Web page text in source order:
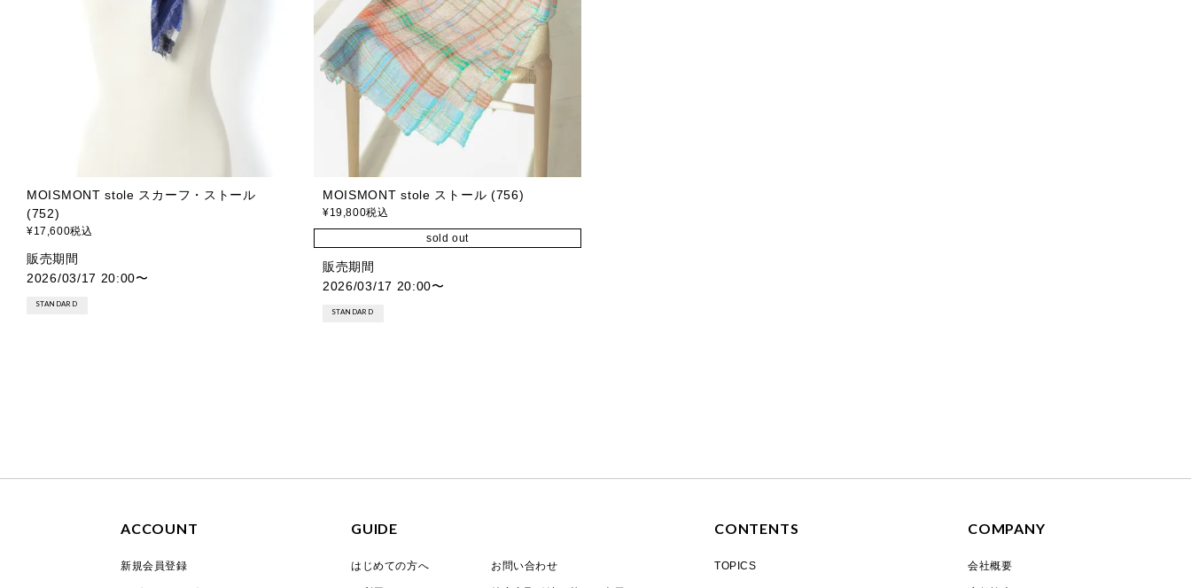
MOISMONT stole スカーフ・ストール
(752)
¥17,600税込
販売期間
2026/03/17 20:00〜
STANDARD
MOISMONT stole ストール (756)
¥19,800税込
sold out
販売期間
2026/03/17 20:00〜
STANDARD
ACCOUNT
新規会員登録
GUIDE
はじめての方へ お問い合わせ
CONTENTS
TOPICS
COMPANY
会社概要